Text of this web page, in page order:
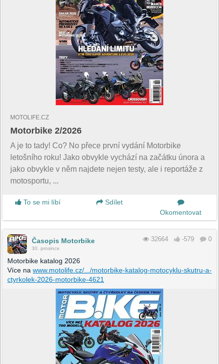
MOTOLIFE.CZ
Motorbike 2/2026
A je to tady! Co? No přece první vydání Motorbike
letošního roku! Jako obvykle vychází na začátku února a
jako obvykle v něm najdete nejen testy, ale i reportáže z
motosportu, ...
To se mi líbí
Sdílet
Okomentovat
Časopis Motorbike
30. prosince
32664 -579 0
Motorbike katalog 2026
Více na www.motolife.cz/.../motorbike-katalog-motocyklu-skutru-a-
ctyrkolek-2026-motorbike-4621